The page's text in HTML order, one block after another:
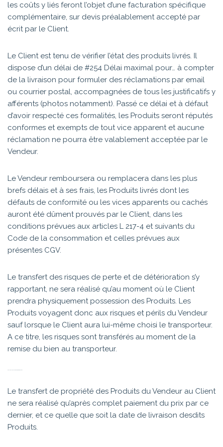
les coûts y liés feront l’objet d’une facturation spécifique
complémentaire, sur devis préalablement accepté par
écrit par le Client.
Le Client est tenu de vérifier l’état des produits livrés. Il
dispose d’un délai de #254 Délai maximal pour… à compter
de la livraison pour formuler des réclamations par email
ou courrier postal, accompagnées de tous les justificatifs y
afférents (photos notamment). Passé ce délai et à défaut
d’avoir respecté ces formalités, les Produits seront réputés
conformes et exempts de tout vice apparent et aucune
réclamation ne pourra être valablement acceptée par le
Vendeur.
Le Vendeur remboursera ou remplacera dans les plus
brefs délais et à ses frais, les Produits livrés dont les
défauts de conformité ou les vices apparents ou cachés
auront été dûment prouvés par le Client, dans les
conditions prévues aux articles L 217-4 et suivants du
Code de la consommation et celles prévues aux
présentes CGV.
Le transfert des risques de perte et de détérioration s’y
rapportant, ne sera réalisé qu’au moment où le Client
prendra physiquement possession des Produits. Les
Produits voyagent donc aux risques et périls du Vendeur
sauf lorsque le Client aura lui-même choisi le transporteur.
A ce titre, les risques sont transférés au moment de la
remise du bien au transporteur.
Le transfert de propriété des Produits du Vendeur au Client
ne sera réalisé qu’après complet paiement du prix par ce
dernier, et ce quelle que soit la date de livraison desdits
Produits.